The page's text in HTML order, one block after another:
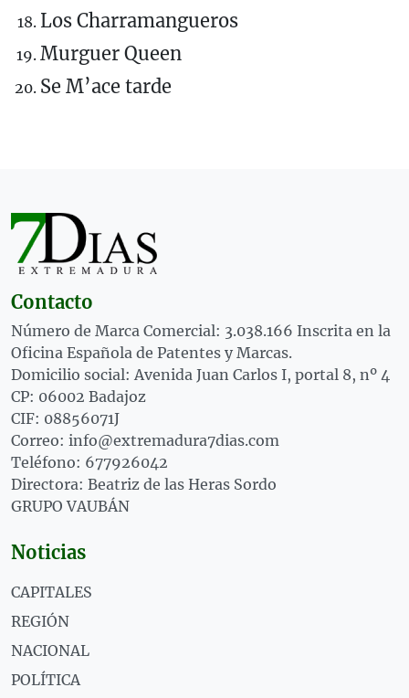
Los Charramangueros
Murguer Queen
Se M’ace tarde
Contacto
Número de Marca Comercial: 3.038.166 Inscrita en la
Oficina Española de Patentes y Marcas.
Domicilio social: Avenida Juan Carlos I, portal 8, nº 4
CP: 06002 Badajoz
CIF: 08856071J
Correo: info@extremadura7dias.com
Teléfono: 677926042
Directora: Beatriz de las Heras Sordo
GRUPO VAUBÁN
Noticias
CAPITALES
REGIÓN
NACIONAL
POLÍTICA